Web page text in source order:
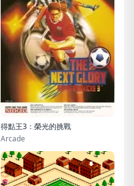
得點王3：榮光的挑戰
Arcade